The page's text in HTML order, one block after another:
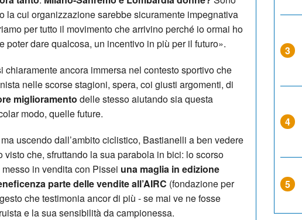
la cui organizzazione sarebbe sicuramente impegnativa
per tutto il movimento che arrivino perché io ormai ho
poter dare qualcosa, un incentivo in più per il futuro».
chiaramente ancora immersa nel contesto sportivo che
nelle scorse stagioni, spera, coi giusti argomenti, di
miglioramento delle stesso aiutando sia questa
modo, quelle future.
uscendo dall’ambito ciclistico, Bastianelli a ben vedere
visto che, sfruttando la sua parabola in bici: lo scorso
in vendita con Pissei una maglia in edizione
parte delle vendite all’AIRC (fondazione per
che testimonia ancor di più - se mai ve ne fosse
e la sua sensibilità da campionessa.
3
4
5